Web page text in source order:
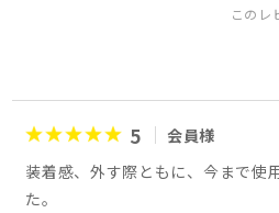
このレ
5
会員様
装着感、外す際ともに、今まで使
た。